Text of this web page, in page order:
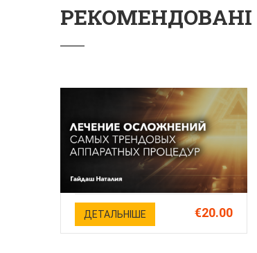
ДЕТАЛЬНІШЕ €20.00